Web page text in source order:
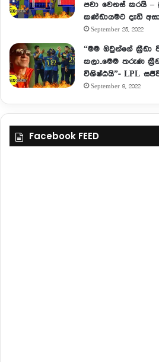
පවා වෙනස් කරයි –
කණ්ඩායමට දැඩි
September 25, 2022
“මම ඔවුන්ගේ
කලා..මෙම තරුණ
විශිෂ්ඨයි”- LPL
September 9, 2022
Facebook FEED